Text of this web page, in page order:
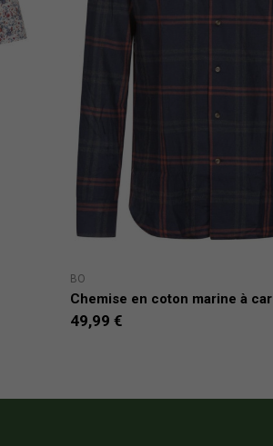
BO
Chemise en coton marine à
49,99 €